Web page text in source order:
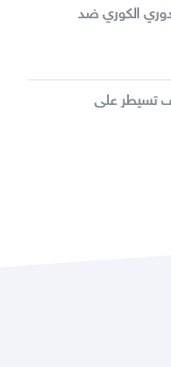
الكوري ضد
تسيطر على